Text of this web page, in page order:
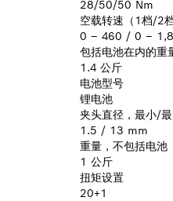
28/50/50 Nm
空载转速（1档/2档
0 – 460 / 0 –
包括电池在内的重
1.4 公斤
电池型号
锂电池
夹头直径，最小/
1.5 / 13 mm
重量，不包括电池
1 公斤
扭矩设置
20+1